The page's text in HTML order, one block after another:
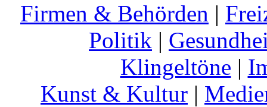
Firmen & Behörden |
Politik |
Klingeltöne |
Kunst & Kultur |